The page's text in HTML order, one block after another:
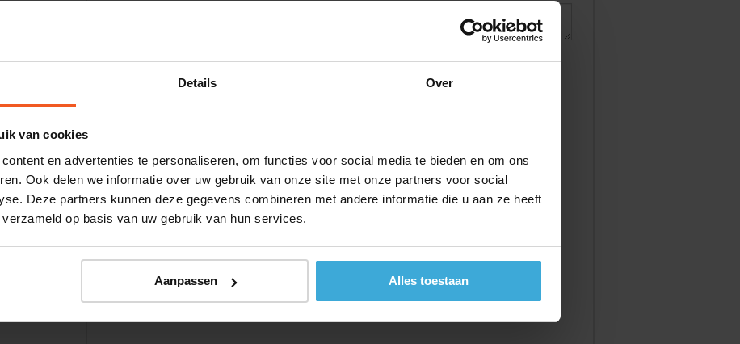
Details Over
van cookies
en advertenties te personaliseren, om functies voor social media te bieden en om ons
Ook delen we informatie over uw gebruik van onze site met onze partners voor social
Deze partners kunnen deze gegevens combineren met andere informatie die u aan ze heeft
op basis van uw gebruik van hun services.
Aanpassen Alles toestaan
Gewenste
mm
Materiaalkosten
0,00
Alle bedragen zijn excl. 21% BTW